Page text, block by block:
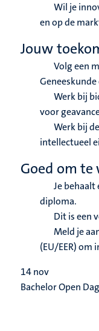
Wil je
en op de
Jouw
Volg een
Werk bij
voor
Werk bij
intellectueel
Goed om te
Je behaalt
diploma.
Dit is een
Meld je
(EU/EER) om
14nov
Bachelor Open Dag